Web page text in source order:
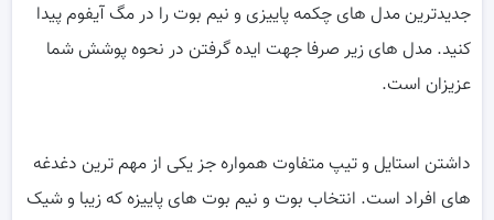
جدیدترین مدل های چکمه پاییزی و نیم بوت را در مگ آیفوم پیدا
کنید. مدل های زیر صرفا جهت ایده گرفتن در نحوه پوشش شما
عزیزان است.
داشتن استایل و تیپ متفاوت همواره جز یکی از مهم ترین دغدغه
های افراد است. انتخاب بوت و نیم بوت های پاییزه که زیبا و شیک